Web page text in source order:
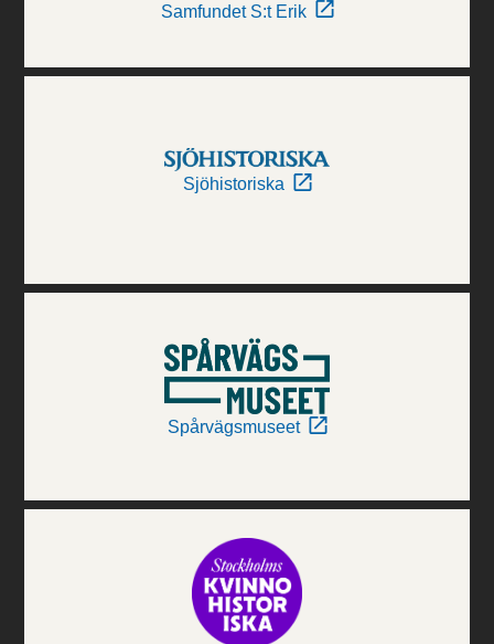
Samfundet S:t Erik
Sjöhistoriska
Spårvägsmuseet